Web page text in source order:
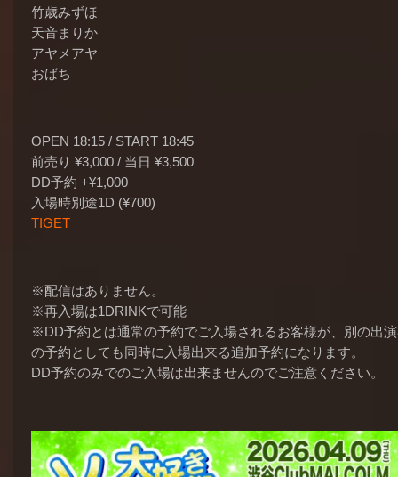
竹歳みずほ
天音まりか
アヤメアヤ
おばち
OPEN 18:15 / START 18:45
前売り ¥3,000 / 当日 ¥3,500
DD予約 +¥1,000
入場時別途1D (¥700)
TIGET
※配信はありません。
※再入場は1DRINKで可能
※DD予約とは通常の予約でご入場されるお客様が、別の出
の予約としても同時に入場出来る追加予約になります。
DD予約のみでのご入場は出来ませんのでご注意ください。